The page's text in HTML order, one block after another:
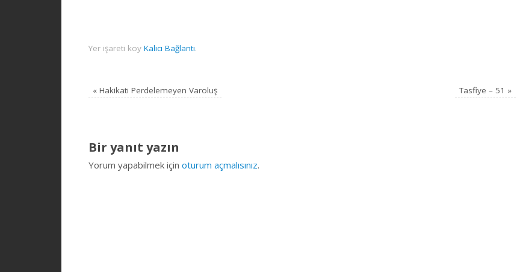
Yer işareti koy Kalıcı Bağlantı.
« Hakikati Perdelemeyen Varoluş Tasfiye – 51 »
Bir yanıt yazın
Yorum yapabilmek için oturum açmalısınız.